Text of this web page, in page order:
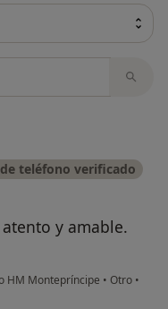
teléfono verificado
y amable.
HM Montepríncipe • Otro •